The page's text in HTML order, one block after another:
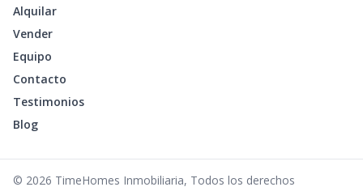
Alquilar
Vender
Equipo
Contacto
Testimonios
Blog
© 2026 TimeHomes Inmobiliaria, Todos los derechos